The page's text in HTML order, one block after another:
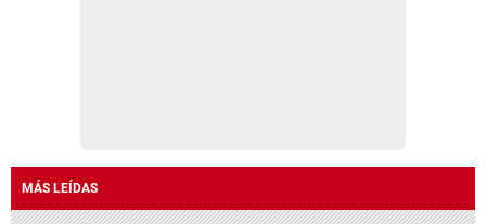
MÁS LEÍDAS